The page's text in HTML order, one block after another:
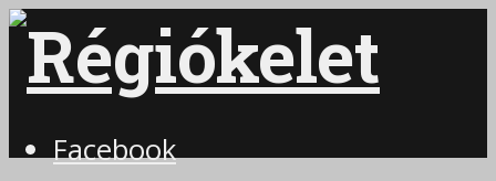
Facebook